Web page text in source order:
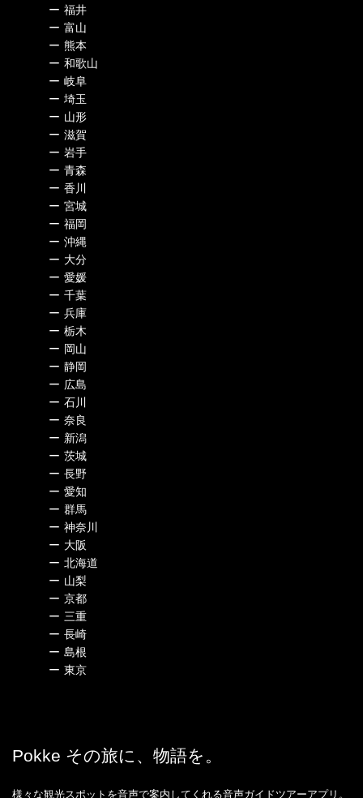
ー 福井
ー 富山
ー 熊本
ー 和歌山
ー 岐阜
ー 埼玉
ー 山形
ー 滋賀
ー 岩手
ー 青森
ー 香川
ー 宮城
ー 福岡
ー 沖縄
ー 大分
ー 愛媛
ー 千葉
ー 兵庫
ー 栃木
ー 岡山
ー 静岡
ー 広島
ー 石川
ー 奈良
ー 新潟
ー 茨城
ー 長野
ー 愛知
ー 群馬
ー 神奈川
ー 大阪
ー 北海道
ー 山梨
ー 京都
ー 三重
ー 長崎
ー 島根
ー 東京
Pokke その旅に、物語を。
様々な観光スポットを音声で案内してくれる音声ガイドツアーアプリ。